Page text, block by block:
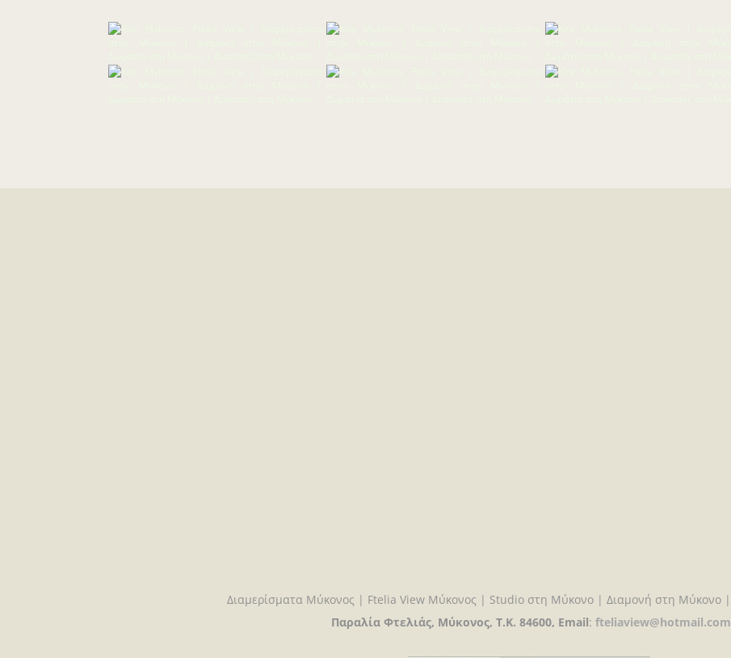
Διαμερίσματα Μύκονος | Ftelia View Μύκονος | Studio στη Μύκονο | Διαμονή στη Μύκονο |
Παραλία Φτελιάς, Μύκονος, Τ.Κ. 84600, Email: fteliaview@hotmail.com